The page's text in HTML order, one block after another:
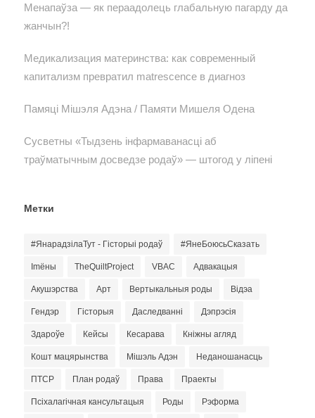
Менапаўза — як пераадолець глабальную пагарду да
жанчын?!
Медикализация материнства: как современный
капитализм превратил matrescence в диагноз
Памяці Мішэля Адэна / Памяти Мишеля Одена
Сусветны «Тыдзень інфармаванасці аб
траўматычным досведзе родаў» — штогод у ліпені
Метки
#ЯнарадзілаТут - Гісторыі родаў #ЯнеБоюсьСказать
Imёны TheQuiltProject VBAC Адвакацыя
Акушэрства Арт Вертыкальныя роды Відэа
Гендэр Гісторыя Даследванні Дэпрэсія
Здароўе Кейсы Кесарава Кніжны агляд
Кошт мацярынства Мішэль Адэн Неданошанасць
ПТСР План родаў Права Праекты
Псіхалагічная кансультацыя Роды Рэформа